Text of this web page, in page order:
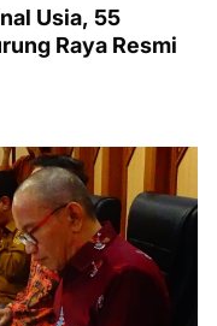
Usia, 55
Raya Resmi